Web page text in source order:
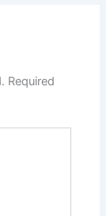
Required